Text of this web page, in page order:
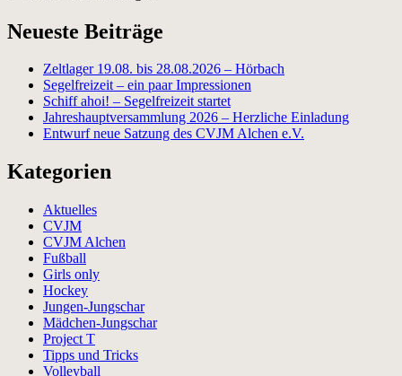
Neueste Beiträge
Zeltlager 19.08. bis 28.08.2026 – Hörbach
Segelfreizeit – ein paar Impressionen
Schiff ahoi! – Segelfreizeit startet
Jahreshauptversammlung 2026 – Herzliche Einladung
Entwurf neue Satzung des CVJM Alchen e.V.
Kategorien
Aktuelles
CVJM
CVJM Alchen
Fußball
Girls only
Hockey
Jungen-Jungschar
Mädchen-Jungschar
Project T
Tipps und Tricks
Volleyball